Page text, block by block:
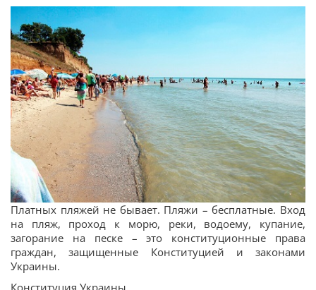
Платных пляжей не бывает. Пляжи – бесплатные. Вход
на пляж, проход к морю, реки, водоему, купание,
загорание на песке – это конституционные права
граждан, защищенные Конституцией и законами
Украины.
Конституция Украины